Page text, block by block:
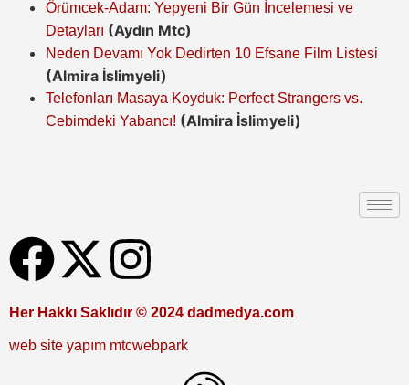
Örümcek-Adam: Yepyeni Bir Gün İncelemesi ve
Detayları (Aydın Mtc)
Neden Devamı Yok Dedirten 10 Efsane Film Listesi
(Almira İslimyeli)
Telefonları Masaya Koyduk: Perfect Strangers vs.
Cebimdeki Yabancı! (Almira İslimyeli)
Her Hakkı Saklıdır © 2024 dadmedya.com
web site yapım mtcwebpark